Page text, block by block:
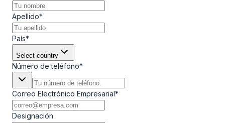
Apellido*
País*
Select country
Número de teléfono*
Correo Electrónico Empresarial*
Designación